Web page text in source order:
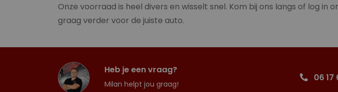
Onze voorraad is heel divers en wisselt snel. Kom bij ons langs of log
graag verder voor de juiste auto.
Heb je een vraag?
Milan helpt jou graag!
06 17